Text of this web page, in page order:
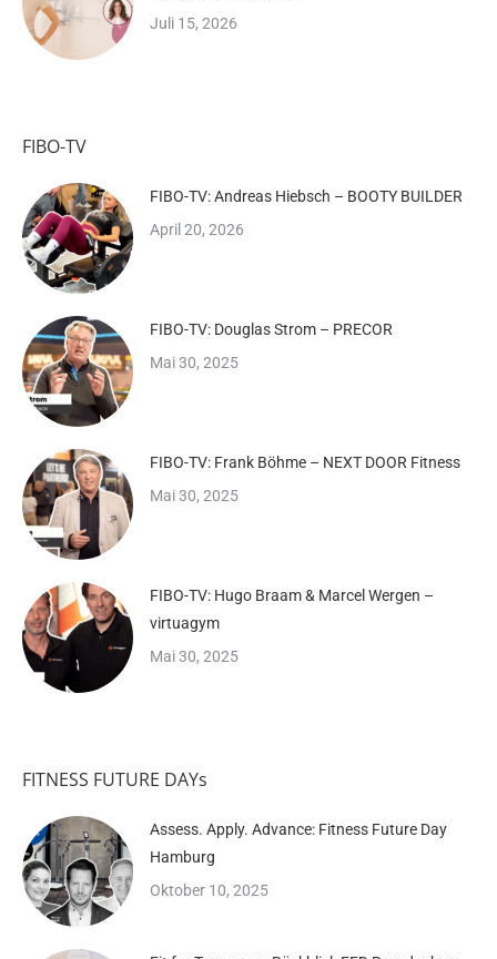
Juli 15, 2026
FIBO-TV
FIBO-TV: Andreas Hiebsch – BOOTY BUILDER
April 20, 2026
FIBO-TV: Douglas Strom – PRECOR
Mai 30, 2025
FIBO-TV: Frank Böhme – NEXT DOOR Fitness
Mai 30, 2025
FIBO-TV: Hugo Braam & Marcel Wergen –
virtuagym
Mai 30, 2025
FITNESS FUTURE DAYs
Assess. Apply. Advance: Fitness Future Day
Hamburg
Oktober 10, 2025